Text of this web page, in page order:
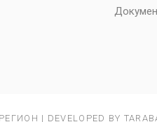
| DEVELOPED BY